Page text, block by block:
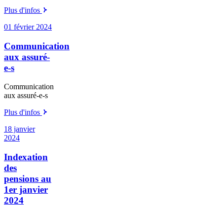
Plus d'infos
01 février 2024
Communication
aux assuré-
e-s
Communication
aux assuré-e-s
Plus d'infos
18 janvier
2024
Indexation
des
pensions au
1er janvier
2024